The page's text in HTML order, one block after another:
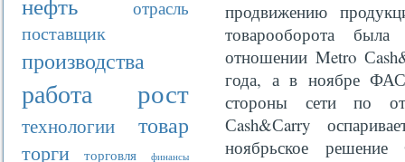
отрасль
поставщик
производства
работа рост
технологии товар
торги торговля финансы
продвижению
товарооборота
отношении Metro
года, а в ноябре ФАС
стороны сети по
Сash&Сarry
ноябрьское